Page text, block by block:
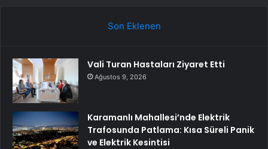
Son Eklenen
Vali Turan Hastaları Ziyaret Etti
Ağustos 9, 2026
Karamanlı Mahallesi’nde Elektrik
Trafosunda Patlama: Kısa Süreli Panik
ve Elektrik Kesintisi